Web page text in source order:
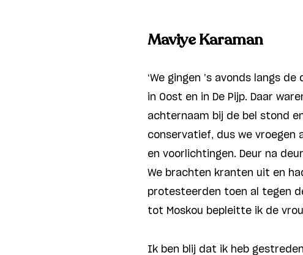
Maviye Karaman
‘We gingen ’s avonds langs
in Oost en in De Pijp. Daar
achternaam bij de bel stond
conservatief, dus we vroegen
en voorlichtingen. Deur na
We brachten kranten uit en
protesteerden toen al tegen
tot Moskou bepleitte ik de
Ik ben blij dat ik heb